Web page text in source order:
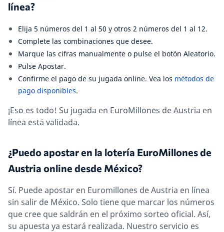
línea?
Elija 5 números del 1 al 50 y otros 2 números del 1 al 12.
Complete las combinaciones que desee.
Marque las cifras manualmente o pulse el botón Aleatorio.
Pulse Apostar.
Confirme el pago de su jugada online. Vea los métodos de
pago disponibles.
¡Eso es todo! Su jugada en EuroMillones de Austria en
línea está validada.
¿Puedo apostar en la lotería EuroMillones de
Austria online desde México?
Sí. Puede apostar en Euromillones de Austria en línea
sin salir de México. Solo tiene que marcar los números
que cree que saldrán en el próximo sorteo oficial. Así,
su apuesta ya estará realizada. Nuestro servicio es